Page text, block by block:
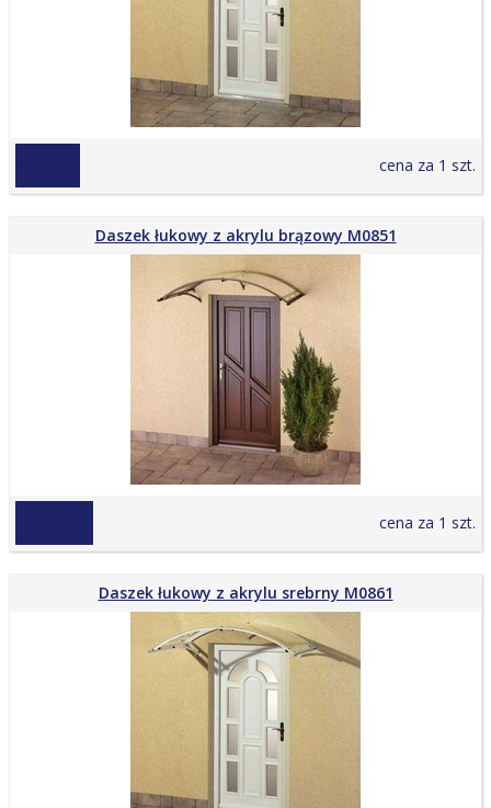
cena za 1 szt.
Daszek łukowy z akrylu brązowy M0851
cena za 1 szt.
Daszek łukowy z akrylu srebrny M0861